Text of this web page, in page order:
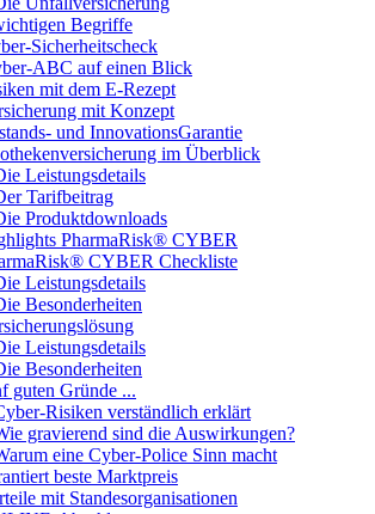
Begriffe
Sicher­heits­check
ABC auf einen Blick
mit dem E-Rezept
mit Konzept
und InnovationsGarantie
im Überblick
Leistungsdetails
Tarifbeitrag
Produktdownloads
PharmaRisk® CYBER
CYBER Checkliste
Leistungsdetails
Besonderheiten
Leistungsdetails
Besonderheiten
guten Gründe ...
Risiken verständlich erklärt
gravierend sind die Auswirkungen?
eine Cyber-Police Sinn macht
beste Marktpreis
mit Standesorganisationen